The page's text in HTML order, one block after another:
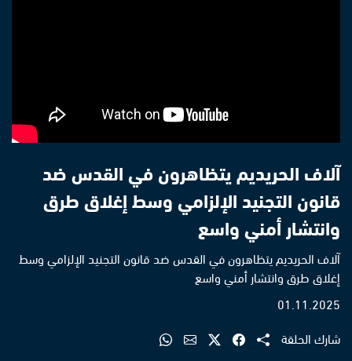
آلاف الحريديم يتظاهرون في القدس ضد
قانون التجنيد الإلزامي وسط إغلاق طرق
وانتشار أمني واسع
آلاف الحريديم يتظاهرون في القدس ضد قانون التجنيد الإلزامي وسط
إغلاق طرق وانتشار أمني واسع
01.11.2025
شارك الحلقة